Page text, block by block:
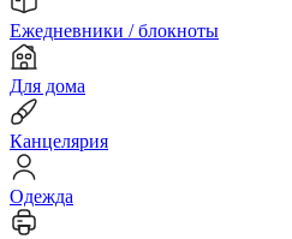
Ежедневники / блокноты
Для дома
Канцелярия
Одежда